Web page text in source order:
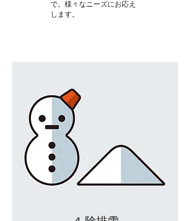
で。様々なニーズにお応え
します。